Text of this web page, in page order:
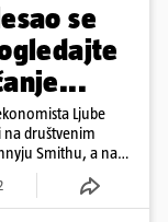
se
Ljube
na društvenim
Smithu, a na
s vjenčanja